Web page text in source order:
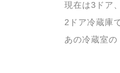
現在は3ドア
2ドア冷蔵庫
あの冷蔵室